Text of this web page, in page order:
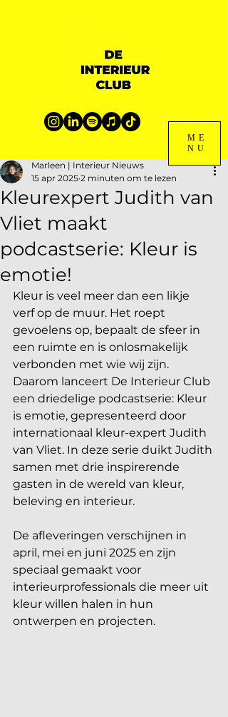
ME
NU
Kleurexpert Judith van
Vliet maakt
podcastserie: Kleur is
emotie!
Marleen | Interieur Nieuws
15 apr 2025 2 minuten om te lezen
Kleur is veel meer dan een likje
verf op de muur. Het roept
gevoelens op, bepaalt de sfeer in
een ruimte en is onlosmakelijk
verbonden met wie wij zijn.
Daarom lanceert De Interieur Club
een driedelige podcastserie: Kleur
is emotie, gepresenteerd door
internationaal kleur-expert Judith
van Vliet. In deze serie duikt Judith
samen met drie inspirerende
gasten in de wereld van kleur,
beleving en interieur.
De afleveringen verschijnen in
april, mei en juni 2025 en zijn
speciaal gemaakt voor
interieurprofessionals die meer uit
kleur willen halen in hun
ontwerpen en projecten.